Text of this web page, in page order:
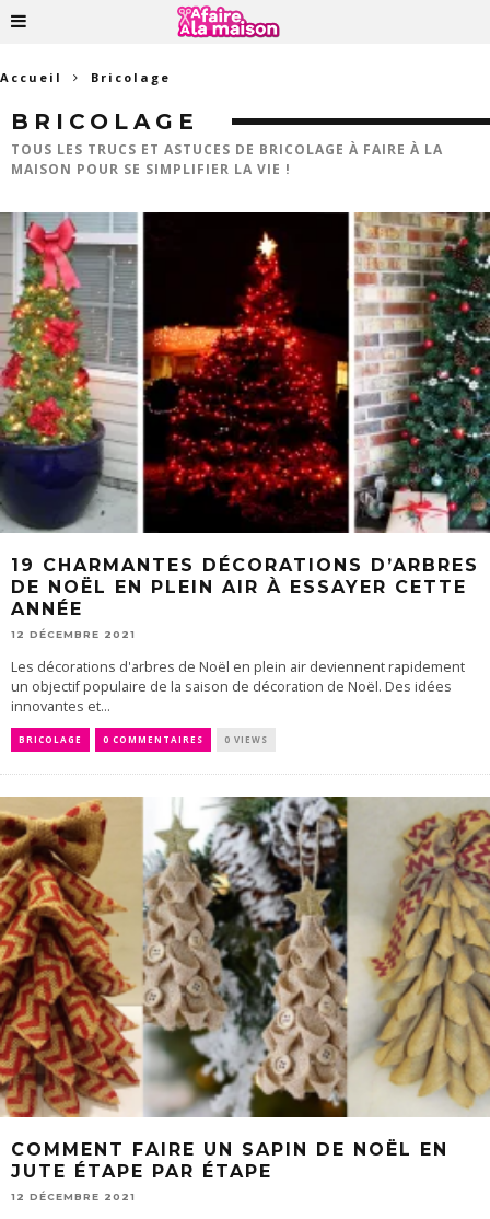
Accueil Bricolage
BRICOLAGE
TOUS LES TRUCS ET ASTUCES DE BRICOLAGE À FAIRE À LA
MAISON POUR SE SIMPLIFIER LA VIE !
19 CHARMANTES DÉCORATIONS D’ARBRES
DE NOËL EN PLEIN AIR À ESSAYER CETTE
ANNÉE
12 DÉCEMBRE 2021
Les décorations d'arbres de Noël en plein air deviennent rapidement
un objectif populaire de la saison de décoration de Noël. Des idées
innovantes et...
BRICOLAGE 0 COMMENTAIRES 0 VIEWS
COMMENT FAIRE UN SAPIN DE NOËL EN
JUTE ÉTAPE PAR ÉTAPE
12 DÉCEMBRE 2021